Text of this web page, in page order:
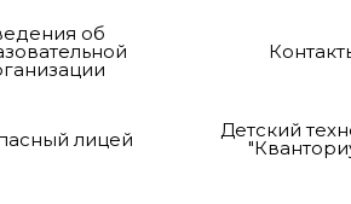
об
лицей Детский